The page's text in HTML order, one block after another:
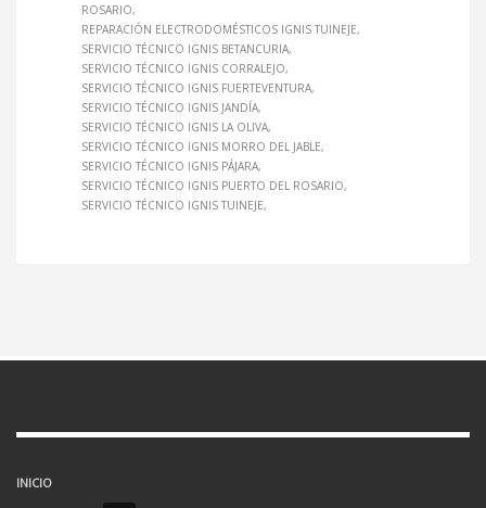
ROSARIO
REPARACIÓN ELECTRODOMÉSTICOS IGNIS TUINEJE
SERVICIO TÉCNICO IGNIS BETANCURIA
SERVICIO TÉCNICO IGNIS CORRALEJO
SERVICIO TÉCNICO IGNIS FUERTEVENTURA
SERVICIO TÉCNICO IGNIS JANDÍA
SERVICIO TÉCNICO IGNIS LA OLIVA
SERVICIO TÉCNICO IGNIS MORRO DEL JABLE
SERVICIO TÉCNICO IGNIS PÁJARA
SERVICIO TÉCNICO IGNIS PUERTO DEL ROSARIO
SERVICIO TÉCNICO IGNIS TUINEJE
INICIO